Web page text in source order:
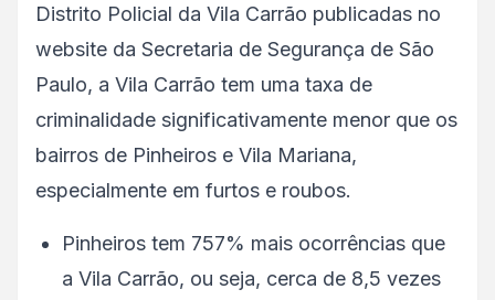
Distrito Policial da Vila Carrão publicadas no
website da Secretaria de Segurança de São
Paulo, a Vila Carrão tem uma taxa de
criminalidade significativamente menor que os
bairros de Pinheiros e Vila Mariana,
especialmente em furtos e roubos.
Pinheiros tem 757% mais ocorrências que
a Vila Carrão, ou seja, cerca de 8,5 vezes